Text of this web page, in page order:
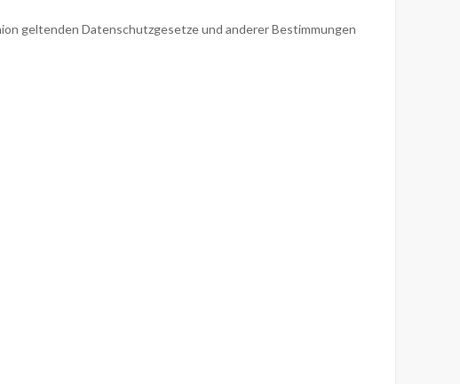
geltenden Datenschutzgesetze und anderer Bestimmungen